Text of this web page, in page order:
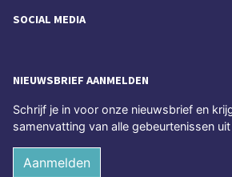
SOCIAL MEDIA
NIEUWSBRIEF AANMELDEN
Schrijf je in voor onze nieuwsbrief en
samenvatting van alle gebeurtenissen
Aanmelden